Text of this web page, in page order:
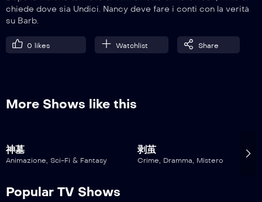
chiede dove sia Undici. Nancy deve fare i conti con la verità
su Barb.
0 likes Watchlist Share
More Shows like this
神墓
Animazione, Sci-Fi & Fantasy
剥茧
Crime, Dramma, Mistero
Popular TV Shows